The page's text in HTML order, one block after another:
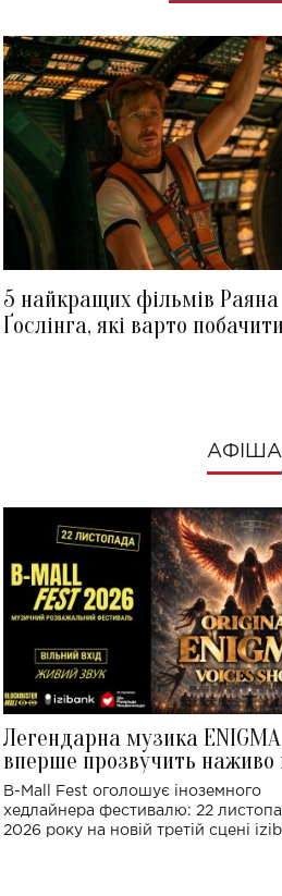
5 найкращих фільмів Раяна
Ґослінга, які варто побачити
АФІША
Легендарна музика ENIGMA
вперше прозвучить наживо
Україні: де відбудеться
B-Mall Fest оголошує іноземного
хедлайнера фестивалю: 22
2026 року на новій третій сцені